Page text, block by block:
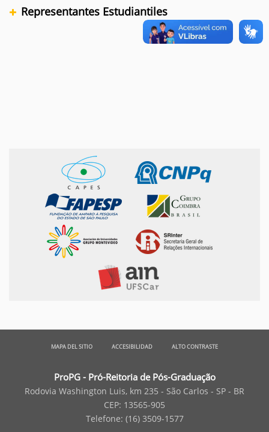
Representantes Estudiantiles
MAPA DEL SITIO ACCESIBILIDAD ALTO CONTRASTE
ProPG - Pró-Reitoria de Pós-Graduação
Rodovia Washington Luis, km 235 - São Carlos - SP - BR
CEP: 13565-905
Telefone: (16) 3509-1577